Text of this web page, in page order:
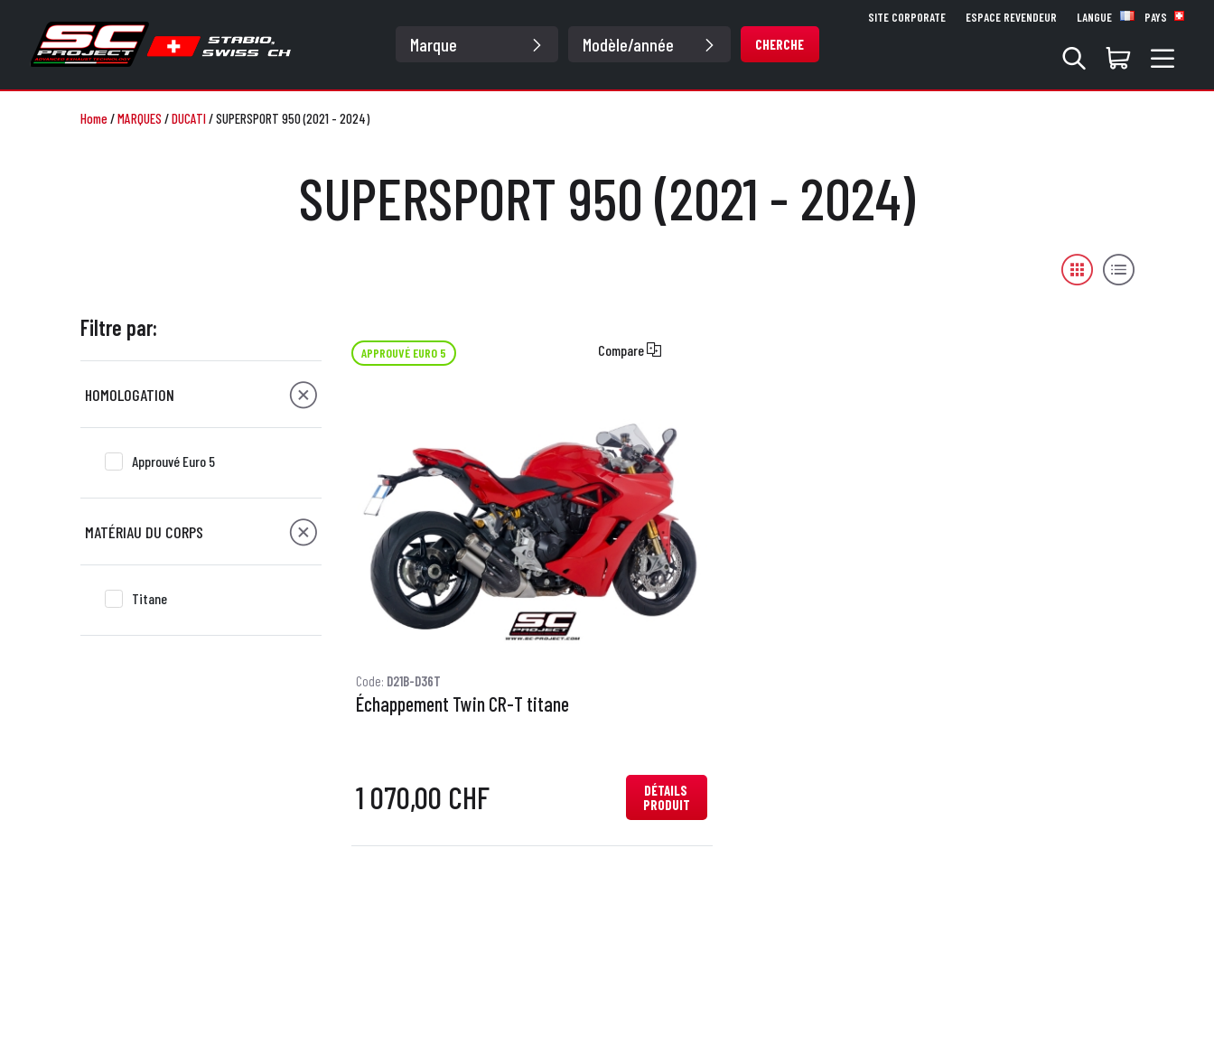
CHERCHE
SITE CORPORATE ESPACE REVENDEUR LANGUE PAYS
Home/MARQUES /DUCATI/SUPERSPORT 950 (2021 - 2024)
SUPERSPORT 950 (2021 - 2024)
Filtre par:
HOMOLOGATION
Approuvé Euro 5
MATÉRIAU DU CORPS
Titane
APPROUVÉ EURO 5 Compare
Code: D21B-D36T
Échappement Twin CR-T titane
1 070,00 CHF
DÉTAILS
PRODUIT